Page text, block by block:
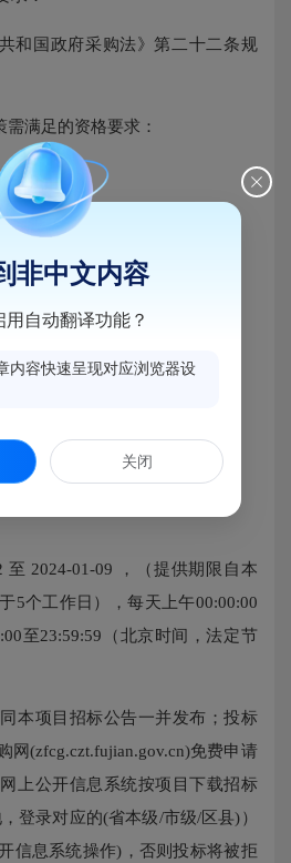
国政府采购法》第二十二条规
满足的资格要求：
求：
的政府采购政策
项目。
于本项目。
2024-01-09 ，（提供期限自本
5个工作日），每天上午00:00:00
至23:59:59（北京时间，法定节
项目招标公告一并发布；投标
网(zfcg.czt.fujian.gov.cn)免费申请
上公开信息系统按项目下载招标
登录对应的(省本级/市级/区县)）
信息系统操作)，否则投标将被拒
非中文内容
用自动翻译功能？
内容快速呈现对应浏览器设
关闭